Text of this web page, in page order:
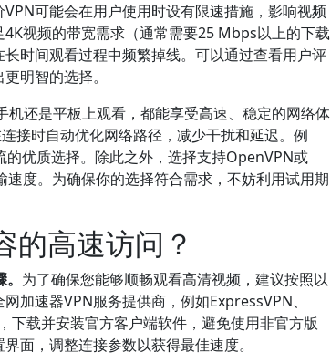
可能会在用户使用时设有限速措施，影响视频
视频的带宽需求（通常需要25 Mbps以上的下载
时间观看过程中频繁掉线。可以通过查看用户评
明智的选择。
还是平板上观看，都能享受高速、稳定的网络体
接时自动优化网络路径，减少干扰和延迟。例
优质选择。除此之外，选择支持OpenVPN或
度。为确保你的选择符合需求，不妨利用试用期
的高速访问？
为了确保您能够顺畅观看高清视频，建议按照以
加速器VPN服务提供商，例如ExpressVPN、
载并安装官方客户端软件，避免使用非官方版
面，调整连接参数以获得最佳速度。